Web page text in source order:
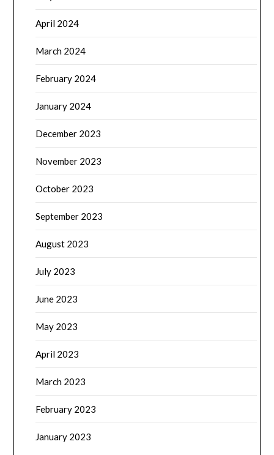
April 2024
March 2024
February 2024
January 2024
December 2023
November 2023
October 2023
September 2023
August 2023
July 2023
June 2023
May 2023
April 2023
March 2023
February 2023
January 2023